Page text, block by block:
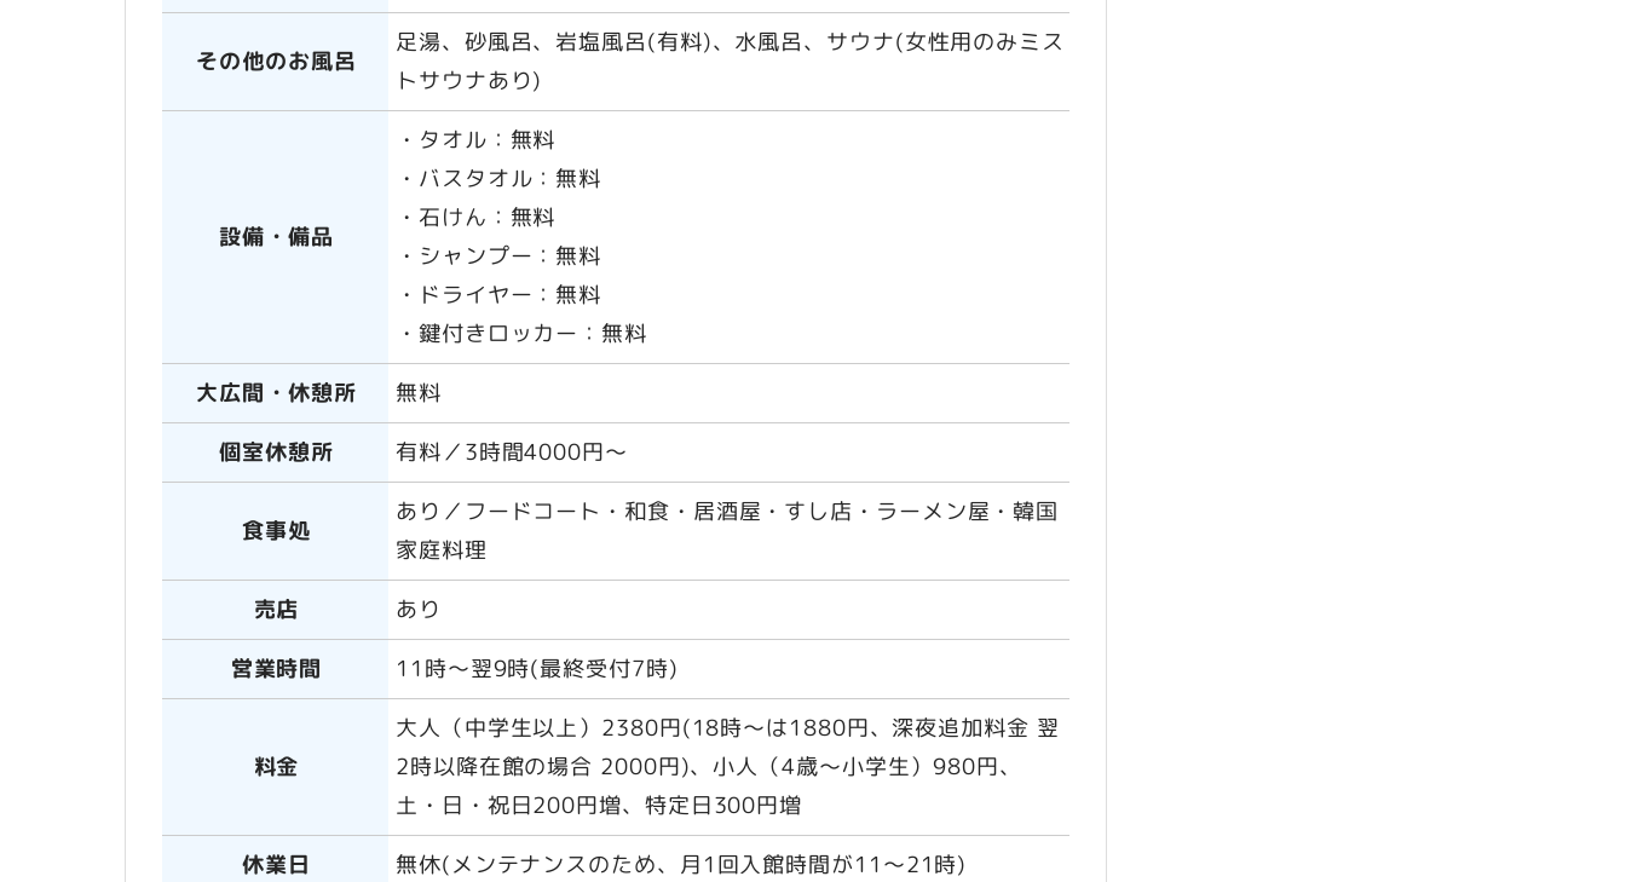
その他のお風呂
足湯、砂風呂、岩塩風呂(有料)、水風呂、サウナ(女性用のみミス
トサウナあり)
設備・備品
・タオル：無料
・バスタオル：無料
・石けん：無料
・シャンプー：無料
・ドライヤー：無料
・鍵付きロッカー：無料
大広間・休憩所
無料
個室休憩所
有料／3時間4000円～
食事処
あり／フードコート・和食・居酒屋・すし店・ラーメン屋・韓国
家庭料理
売店
あり
営業時間
11時～翌9時(最終受付7時)
料金
大人（中学生以上）2380円(18時～は1880円、深夜追加料金 翌
2時以降在館の場合 2000円)、小人（4歳～小学生）980円、
土・日・祝日200円増、特定日300円増
休業日
無休(メンテナンスのため、月1回入館時間が11～21時)